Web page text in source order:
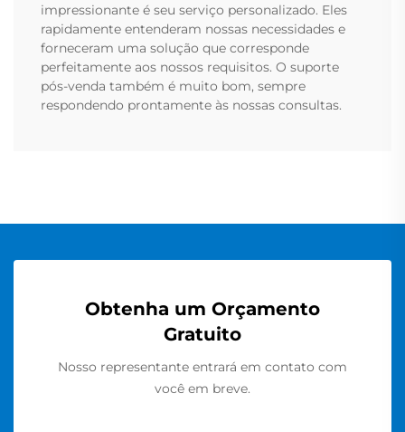
impressionante é seu serviço personalizado. Eles
rapidamente entenderam nossas necessidades e
forneceram uma solução que corresponde
perfeitamente aos nossos requisitos. O suporte
pós-venda também é muito bom, sempre
respondendo prontamente às nossas consultas.
Obtenha um Orçamento
Gratuito
Nosso representante entrará em contato com
você em breve.